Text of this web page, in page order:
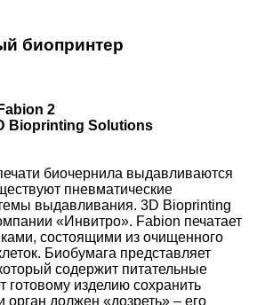
биопринтер
2
Bioprinting Solutions
биочернила выдавливаются
пневматические
выдавливания. 3D Bioprinting
«Инвитро». Fabion печатает
состоящими из очищенного
Биобумага представляет
содержит питательные
готовому изделию сохранить
должен «дозреть» – его